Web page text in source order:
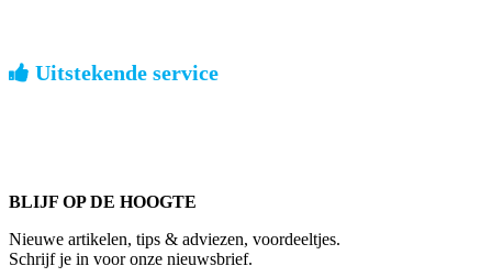
Uitstekende service
BLIJF OP DE HOOGTE
Nieuwe artikelen, tips & adviezen, voordeeltjes.
Schrijf je in voor onze nieuwsbrief.